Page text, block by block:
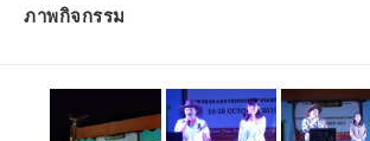
ภาพกิจกรรม